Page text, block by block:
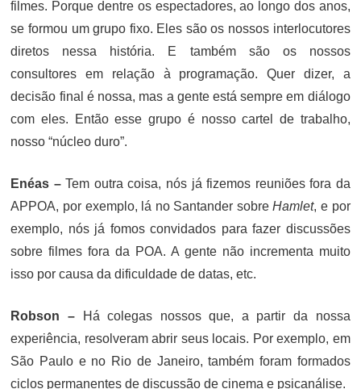
filmes. Porque dentre os espectadores, ao longo dos anos,
se formou um grupo fixo. Eles são os nossos interlocutores
diretos nessa história. E também são os nossos
consultores em relação à programação. Quer dizer, a
decisão final é nossa, mas a gente está sempre em diálogo
com eles. Então esse grupo é nosso cartel de trabalho,
nosso “núcleo duro”.
Enéas –Tem outra coisa, nós já fizemos reuniões fora da
APPOA, por exemplo, lá no Santander sobreHamlet, e por
exemplo, nós já fomos convidados para fazer discussões
sobre filmes fora da POA. A gente não incrementa muito
isso por causa da dificuldade de datas, etc.
Robson – Há colegas nossos que, a partir da nossa
experiência, resolveram abrir seus locais. Por exemplo, em
São Paulo e no Rio de Janeiro, também foram formados
ciclos permanentes de discussão de cinema e psicanálise.